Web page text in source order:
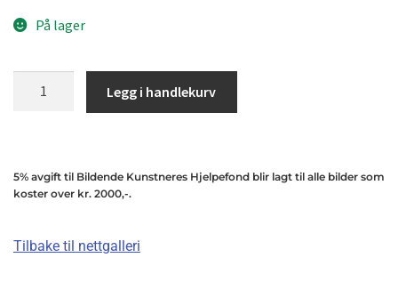
På lager
Legg i handlekurv
5% avgift til Bildende Kunstneres Hjelpefond blir lagt til alle bilder som
koster over kr. 2000,-.
Tilbake til nettgalleri